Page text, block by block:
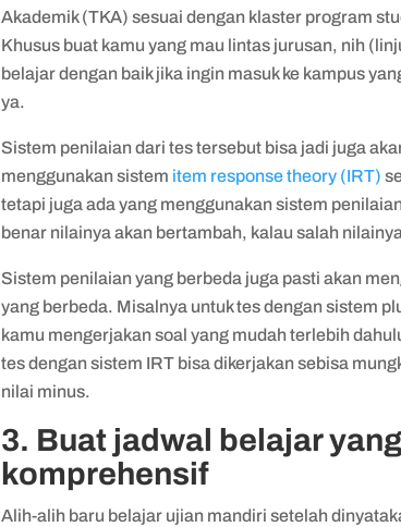
Akademik (TKA) sesuai dengan klaster program
Khusus buat kamu yang mau lintas jurusan, nih
belajar dengan baik jika ingin masuk ke kampus
ya.
Sistem penilaian dari tes tersebut bisa jadi juga
menggunakan sistem item response theory (IRT)
tetapi juga ada yang menggunakan sistem
benar nilainya akan bertambah, kalau salah
Sistem penilaian yang berbeda juga pasti akan
yang berbeda. Misalnya untuk tes dengan sistem
kamu mengerjakan soal yang mudah terlebih
tes dengan sistem IRT bisa dikerjakan sebisa
nilai minus.
3. Buat jadwal belajar
komprehensif
Alih-alih baru belajar ujian mandiri setelah